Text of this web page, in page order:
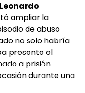
Leonardo
ampliar la
de abuso
no solo habría
presente el
a prisión
durante una